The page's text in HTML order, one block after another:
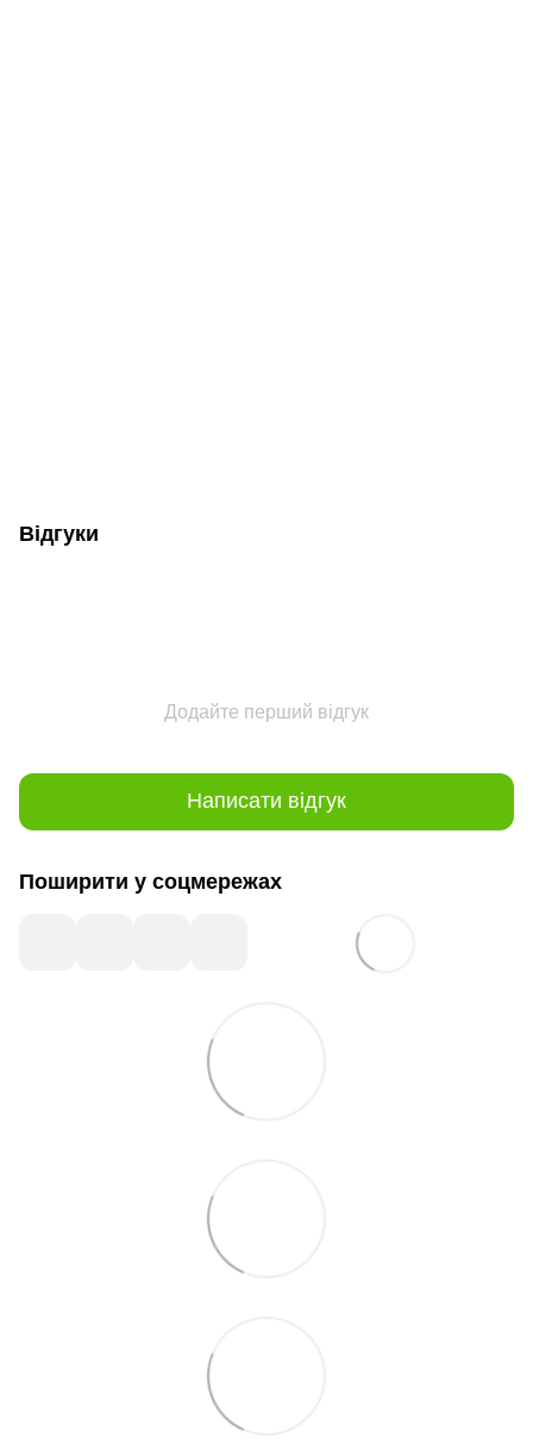
Відгуки
Додайте перший відгук
Написати відгук
Поширити у соцмережах